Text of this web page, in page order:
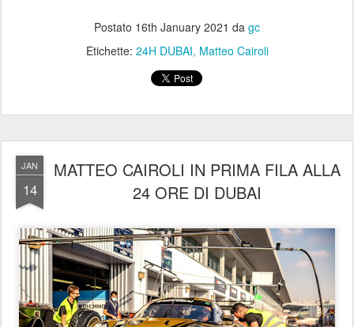
Postato 16th January 2021 da gc
Etichette: 24H DUBAI Matteo Cairoli
JAN
14
MATTEO CAIROLI IN PRIMA FILA ALLA
24 ORE DI DUBAI